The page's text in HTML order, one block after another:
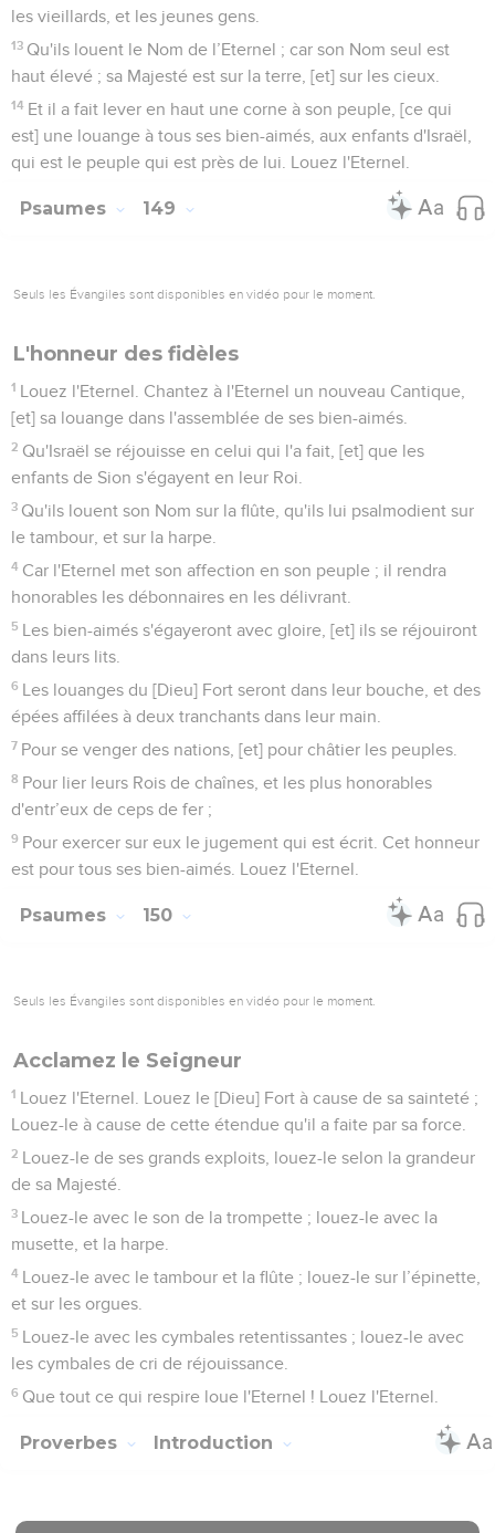
les vieillards, et les jeunes gens.
13 Qu'ils louent le Nom de l’Eternel ; car son Nom seul est
haut élevé ; sa Majesté est sur la terre, [et] sur les cieux.
14 Et il a fait lever en haut une corne à son peuple, [ce qui
est] une louange à tous ses bien-aimés, aux enfants d'Israël,
qui est le peuple qui est près de lui. Louez l'Eternel.
Psaumes 149
Seuls les Évangiles sont disponibles en vidéo pour le moment.
L'honneur des fidèles
1 Louez l'Eternel. Chantez à l'Eternel un nouveau Cantique,
[et] sa louange dans l'assemblée de ses bien-aimés.
2 Qu'Israël se réjouisse en celui qui l'a fait, [et] que les
enfants de Sion s'égayent en leur Roi.
3 Qu'ils louent son Nom sur la flûte, qu'ils lui psalmodient sur
le tambour, et sur la harpe.
4 Car l'Eternel met son affection en son peuple ; il rendra
honorables les débonnaires en les délivrant.
5 Les bien-aimés s'égayeront avec gloire, [et] ils se réjouiront
dans leurs lits.
6 Les louanges du [Dieu] Fort seront dans leur bouche, et des
épées affilées à deux tranchants dans leur main.
7 Pour se venger des nations, [et] pour châtier les peuples.
8 Pour lier leurs Rois de chaînes, et les plus honorables
d'entr’eux de ceps de fer ;
9 Pour exercer sur eux le jugement qui est écrit. Cet honneur
est pour tous ses bien-aimés. Louez l'Eternel.
Psaumes 150
Seuls les Évangiles sont disponibles en vidéo pour le moment.
Acclamez le Seigneur
1 Louez l'Eternel. Louez le [Dieu] Fort à cause de sa sainteté ;
Louez-le à cause de cette étendue qu'il a faite par sa force.
2 Louez-le de ses grands exploits, louez-le selon la grandeur
de sa Majesté.
3 Louez-le avec le son de la trompette ; louez-le avec la
musette, et la harpe.
4 Louez-le avec le tambour et la flûte ; louez-le sur l’épinette,
et sur les orgues.
5 Louez-le avec les cymbales retentissantes ; louez-le avec
les cymbales de cri de réjouissance.
6 Que tout ce qui respire loue l'Eternel ! Louez l'Eternel.
Proverbes Introduction